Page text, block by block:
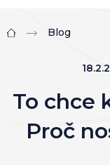
Domů Blog
To chce
Proč